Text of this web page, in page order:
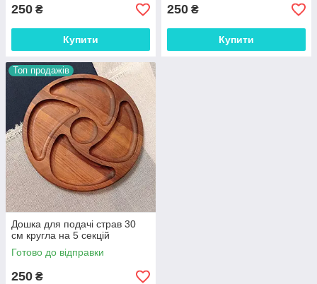
250 ₴
Купити
250 ₴
Купити
Топ продажів
Дошка для подачі страв 30
см кругла на 5 секцій
Готово до відправки
250 ₴